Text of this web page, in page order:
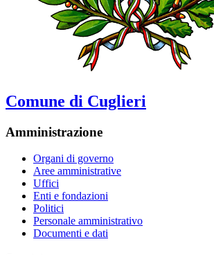
Comune di Cuglieri
Amministrazione
Organi di governo
Aree amministrative
Uffici
Enti e fondazioni
Politici
Personale amministrativo
Documenti e dati